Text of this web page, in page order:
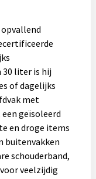
30 liter is hij
of dagelijks
met
geïsoleerd
en droge items
buitenvakken
schouderband,
veelzijdig